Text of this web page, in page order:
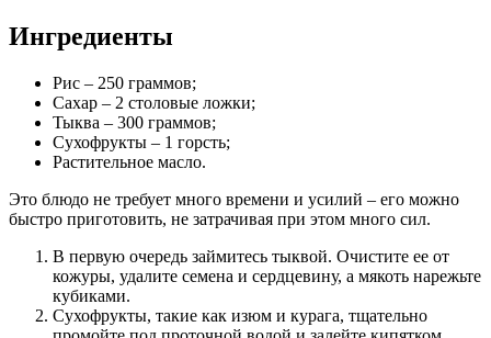
Ингредиенты
Рис – 250 граммов;
Сахар – 2 столовые ложки;
Тыква – 300 граммов;
Сухофрукты – 1 горсть;
Растительное масло.
Это блюдо не требует много времени и усилий – его можно
быстро приготовить, не затрачивая при этом много сил.
В первую очередь займитесь тыквой. Очистите ее от
кожуры, удалите семена и сердцевину, а мякоть нарежьте
кубиками.
Сухофрукты, такие как изюм и курага, тщательно